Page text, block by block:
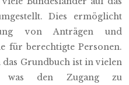
Dies ermöglicht
von Anträgen und
für berechtigte Personen.
Grundbuch ist in vielen
was den Zugang zu